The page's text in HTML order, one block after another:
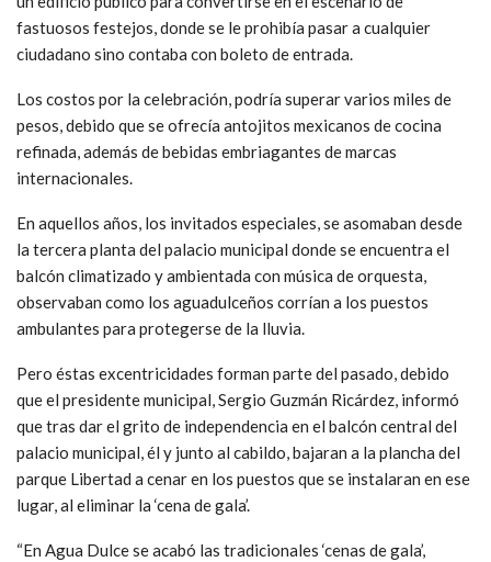
fastuosos festejos, donde se le prohibía pasar a cualquier
ciudadano sino contaba con boleto de entrada.
Los costos por la celebración, podría superar varios miles de
pesos, debido que se ofrecía antojitos mexicanos de cocina
refinada, además de bebidas embriagantes de marcas
internacionales.
En aquellos años, los invitados especiales, se asomaban desde
la tercera planta del palacio municipal donde se encuentra el
balcón climatizado y ambientada con música de orquesta,
observaban como los aguadulceños corrían a los puestos
ambulantes para protegerse de la lluvia.
Pero éstas excentricidades forman parte del pasado, debido
que el presidente municipal, Sergio Guzmán Ricárdez, informó
que tras dar el grito de independencia en el balcón central del
palacio municipal, él y junto al cabildo, bajaran a la plancha del
parque Libertad a cenar en los puestos que se instalaran en ese
lugar, al eliminar la ‘cena de gala’.
“En Agua Dulce se acabó las tradicionales ‘cenas de gala’,